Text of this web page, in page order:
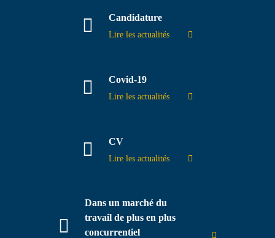
Candidature
Lire les actualités
Covid-19
Lire les actualités
CV
Lire les actualités
Dans un marché du
travail de plus en plus
concurrentiel